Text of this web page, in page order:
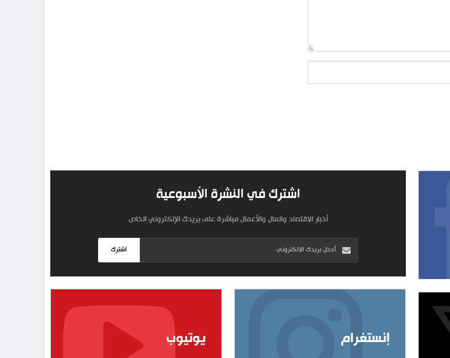
اشترك في النشرة الأسبوعية
أخبار الاقتصاد والمال والأعمال مباشرة على بريدك الإلكتروني الخاص
اشترك
إنستغرام يوتيوب